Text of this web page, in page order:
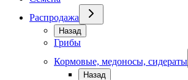
Распродажа
Назад
Грибы
Кормовые, медоносы, сидераты
Назад